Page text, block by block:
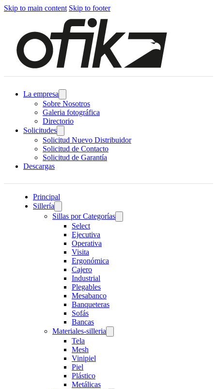
Skip to main content Skip to footer
La empresa
Sobre Nosotros
Galeria fotográfica
Directorio
Solicitudes
Solicitud Nuevo Distribuidor
Solicitud de Contacto
Solicitud de Garantía
Descargas
Principal
Sillería
Sillas por Categorías
Select
Ejecutiva
Operativa
Visita
Ergonómica
Cajero
Industrial
Plegables
Mesabanco
Banqueteras
Sofás
Bancas
Materiales-silleria
Tela
Mesh
Vinipiel
Piel
Plástico
Metálicas